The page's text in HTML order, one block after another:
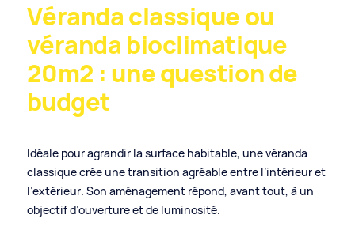
Véranda classique ou
véranda bioclimatique
20m2 : une question de
budget
Idéale pour agrandir la surface habitable, une véranda
classique crée une transition agréable entre l’intérieur et
l’extérieur. Son aménagement répond, avant tout, à un
objectif d’ouverture et de luminosité.